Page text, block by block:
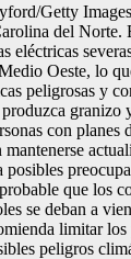
Getty
del Norte.
eléctricas
Oeste, lo
peligrosas y
granizo
con planes
que los
se deban a
limitar los
peligros